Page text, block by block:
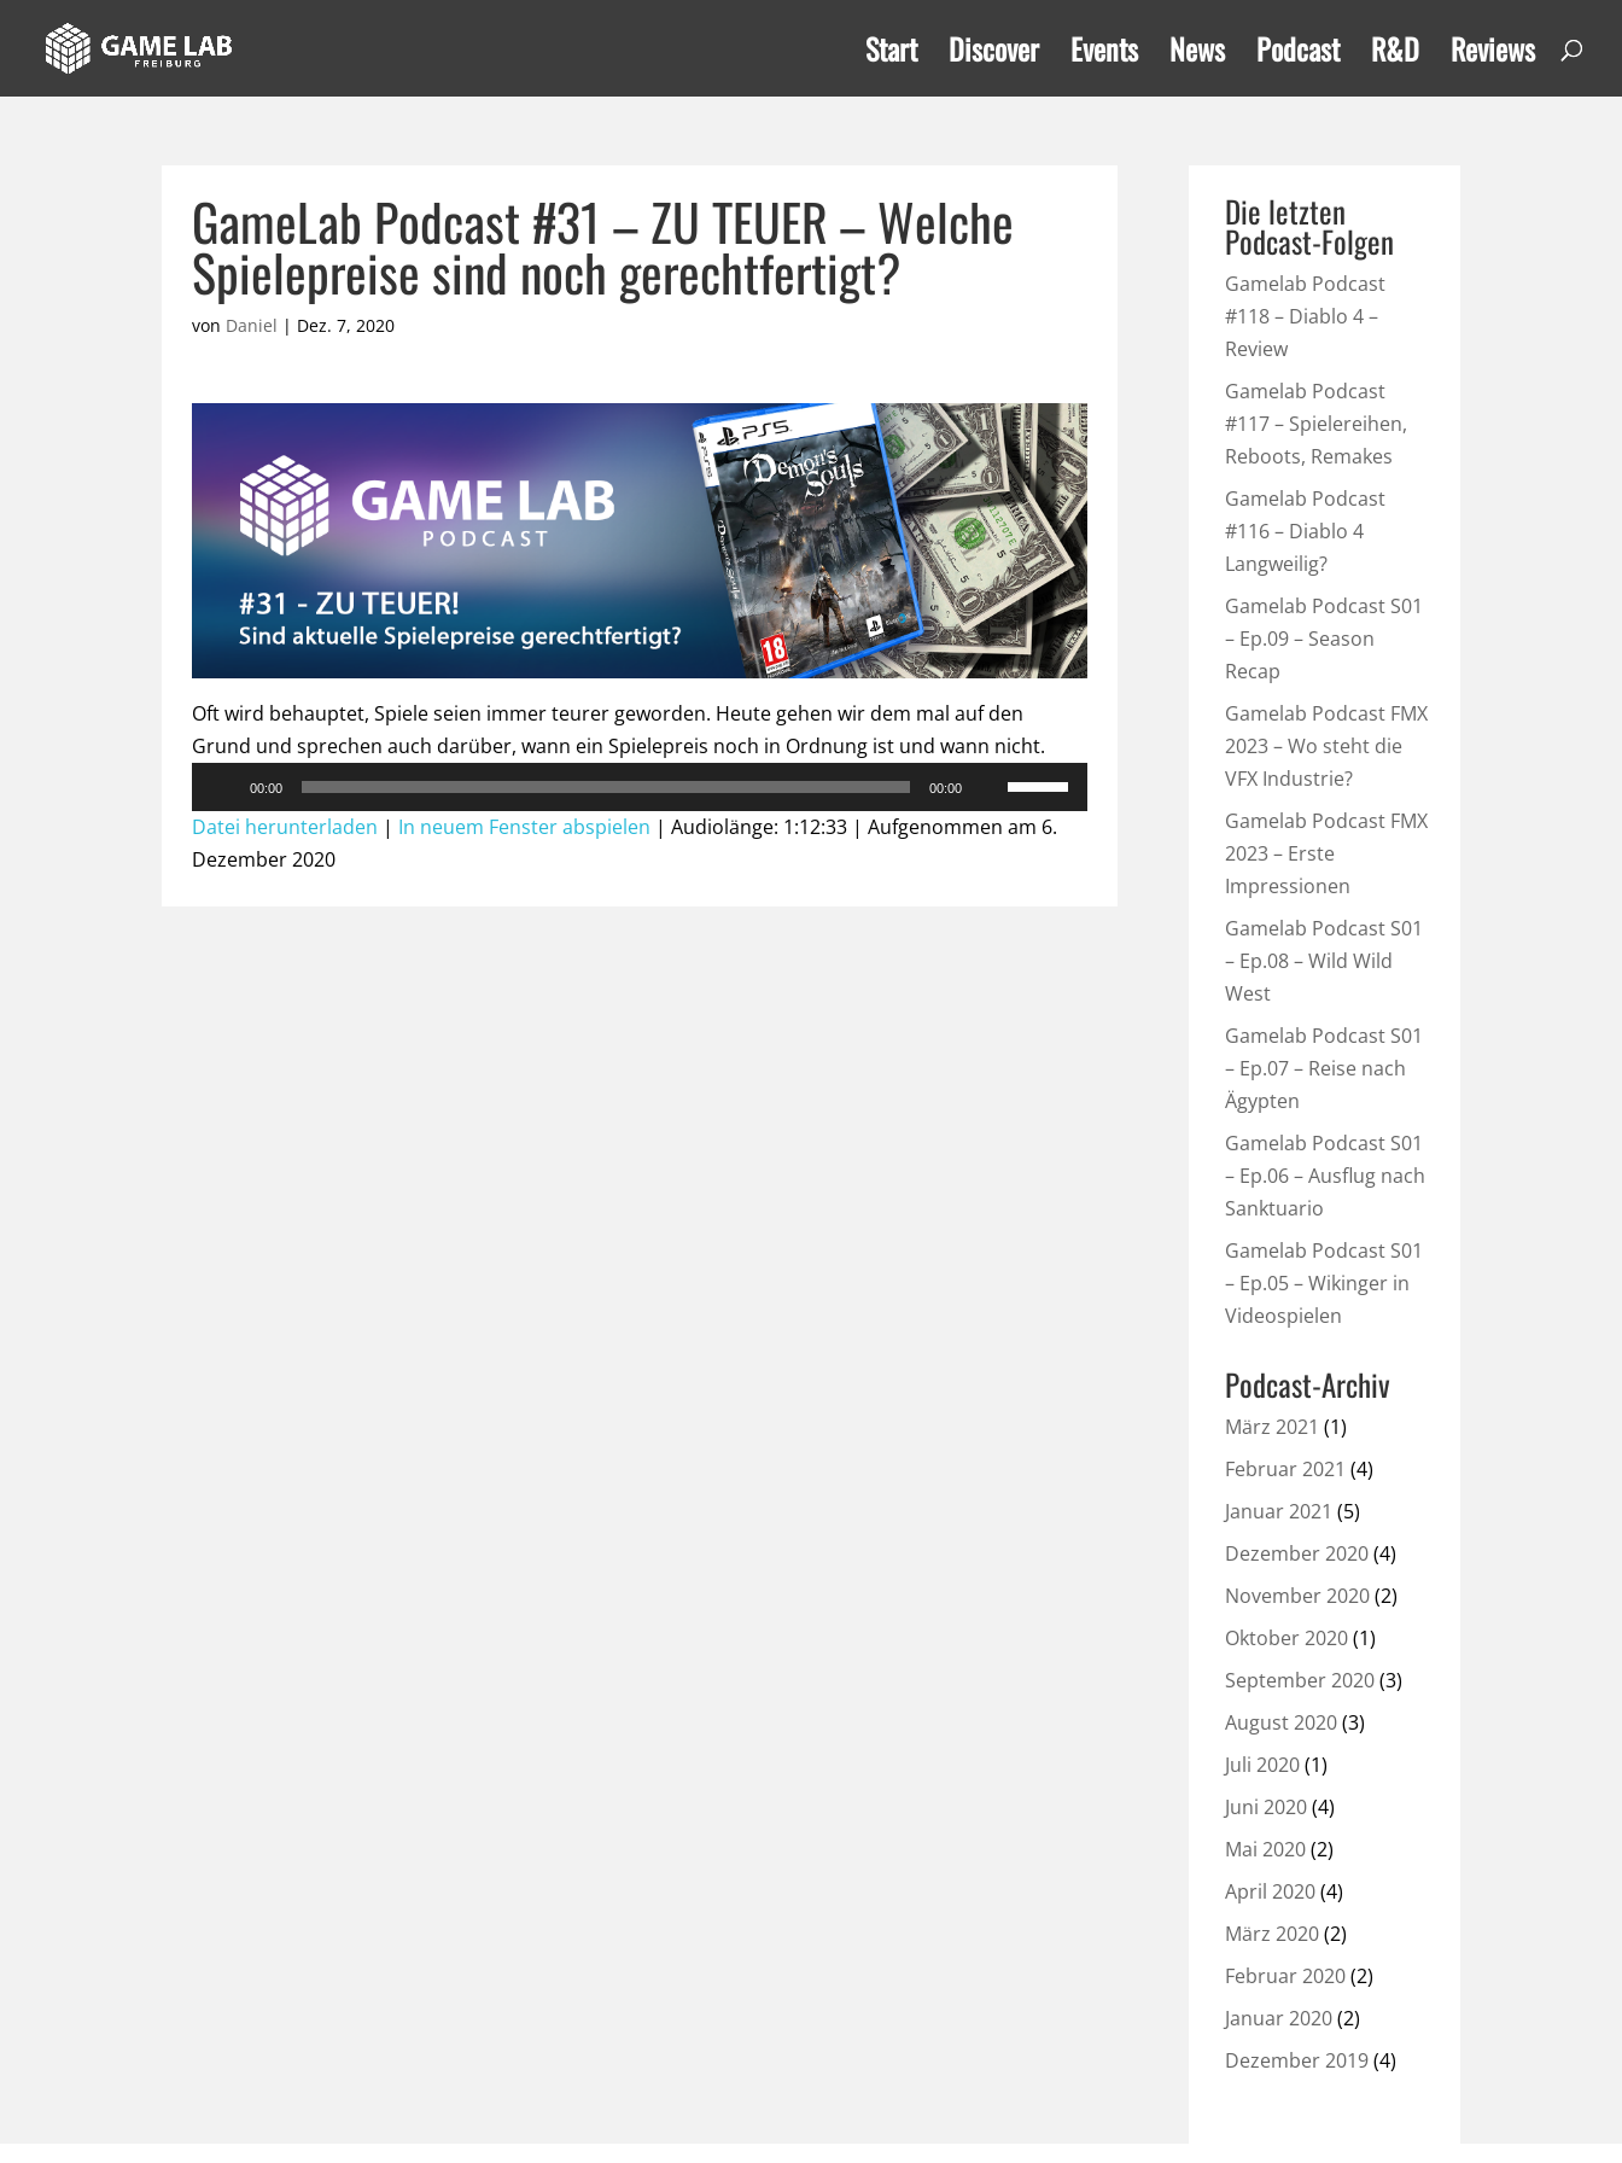
Start Discover Events News Podcast R&D Reviews
GameLab Podcast #31 – ZU TEUER – Welche
Spielepreise sind noch gerechtfertigt?
von Daniel | Dez. 7, 2020
Oft wird behauptet, Spiele seien immer teurer geworden. Heute gehen wir dem mal auf den
Grund und sprechen auch darüber, wann ein Spielepreis noch in Ordnung ist und wann nicht.
Player
00:00 00:00
Pfeiltasten
Hoch/Runter
Datei herunterladen | In neuem Fenster abspielen |Audiolänge: 1:12:33 |Aufgenommen am 6.
Dezember 2020
Die letzten
Podcast-Folgen
Gamelab Podcast
#118 – Diablo 4 –
Review
Gamelab Podcast
#117 – Spielereihen,
Reboots, Remakes
Gamelab Podcast
#116 – Diablo 4
Langweilig?
Gamelab Podcast S01
– Ep.09 – Season
Recap
Gamelab Podcast FMX
2023 – Wo steht die
VFX Industrie?
Gamelab Podcast FMX
2023 – Erste
Impressionen
Gamelab Podcast S01
– Ep.08 – Wild Wild
West
Gamelab Podcast S01
– Ep.07 – Reise nach
Ägypten
Gamelab Podcast S01
– Ep.06 – Ausflug nach
Sanktuario
Gamelab Podcast S01
– Ep.05 – Wikinger in
Videospielen
Podcast-Archiv
März 2021 (1)
Februar 2021 (4)
Januar 2021 (5)
Dezember 2020(4)
November 2020(2)
Oktober 2020(1)
September 2020(3)
August 2020(3)
Juli 2020(1)
Juni 2020(4)
Mai 2020(2)
April 2020(4)
März 2020(2)
Februar 2020(2)
Januar 2020(2)
Dezember 2019(4)